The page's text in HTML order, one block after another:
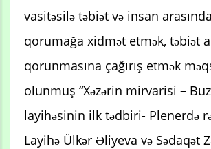
vasitəsilə təbiət və insan
qorumağa xidmət etmək, təbiət
qorunmasına çağırış etmək
olunmuş “Xəzərin mirvarisi –
layihəsinin ilk tədbiri- Plenerdə
Layihə Ülkər Əliyeva və Sədaqət